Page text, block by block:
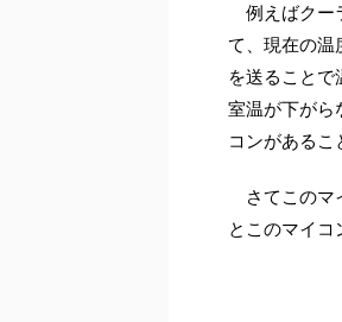
例えばクー
て、現在の
を送ること
室温が下が
コンがあるこ
さてこのマ
とこのマイコ